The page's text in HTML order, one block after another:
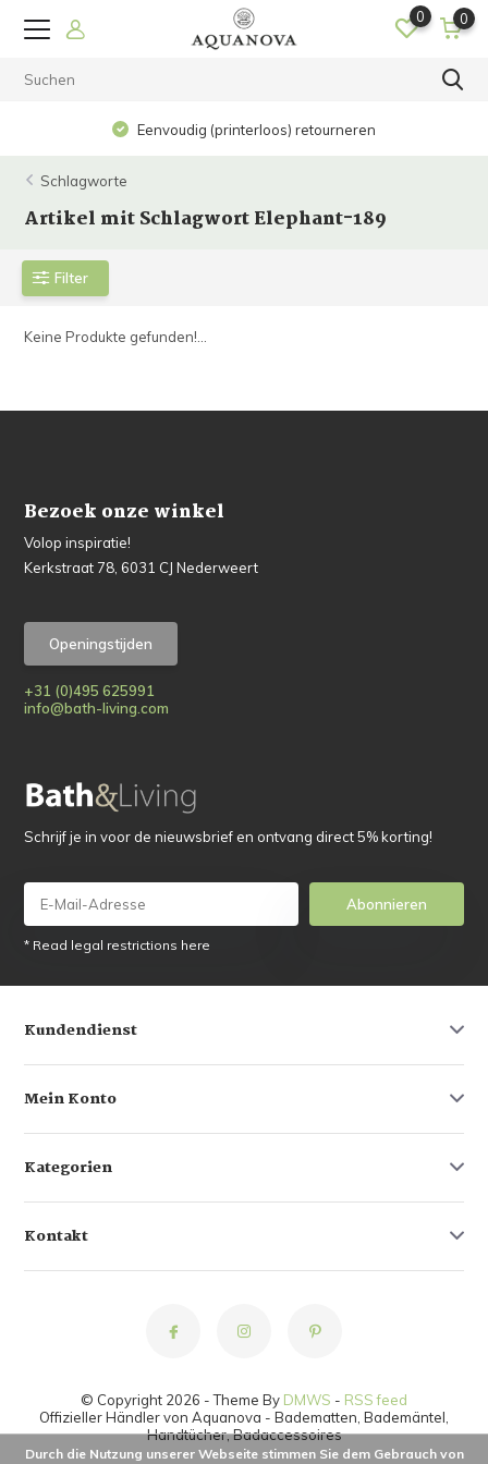
0 0
Eenvoudig (printerloos) retourneren
Schlagworte
Artikel mit Schlagwort Elephant-189
Filter
Keine Produkte gefunden!...
Bezoek onze winkel
Volop inspiratie!
Kerkstraat 78, 6031 CJ Nederweert
Openingstijden
+31 (0)495 625991
info@bath-living.com
Schrijf je in voor de nieuwsbrief en ontvang direct 5% korting!
Abonnieren
* Read legal restrictions here
Kundendienst
Mein Konto
Kategorien
Kontakt
© Copyright 2026 - Theme By DMWS - RSS feed
Offizieller Händler von Aquanova - Badematten, Bademäntel,
Handtücher, Badaccessoires
Durch die Nutzung unserer Webseite stimmen Sie dem Gebrauch von